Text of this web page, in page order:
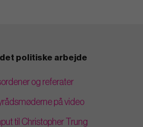
det politiske arbejde
og referater
på video
til Christopher Trung